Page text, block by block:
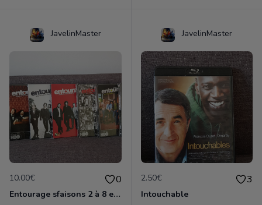
JavelinMaster
10.00€ 0
Entourage sfaisons 2 à 8 en dvd
JavelinMaster
2.50€ 3
Intouchable